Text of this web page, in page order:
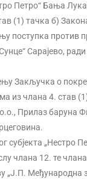
Петро“ Бања
(1) тачка б)
поступка против
Сарајево,
Закључка о
из члана 4. став
Прилаз баруна
„Нестро
члана 12. те
„Ј.П. Међународна